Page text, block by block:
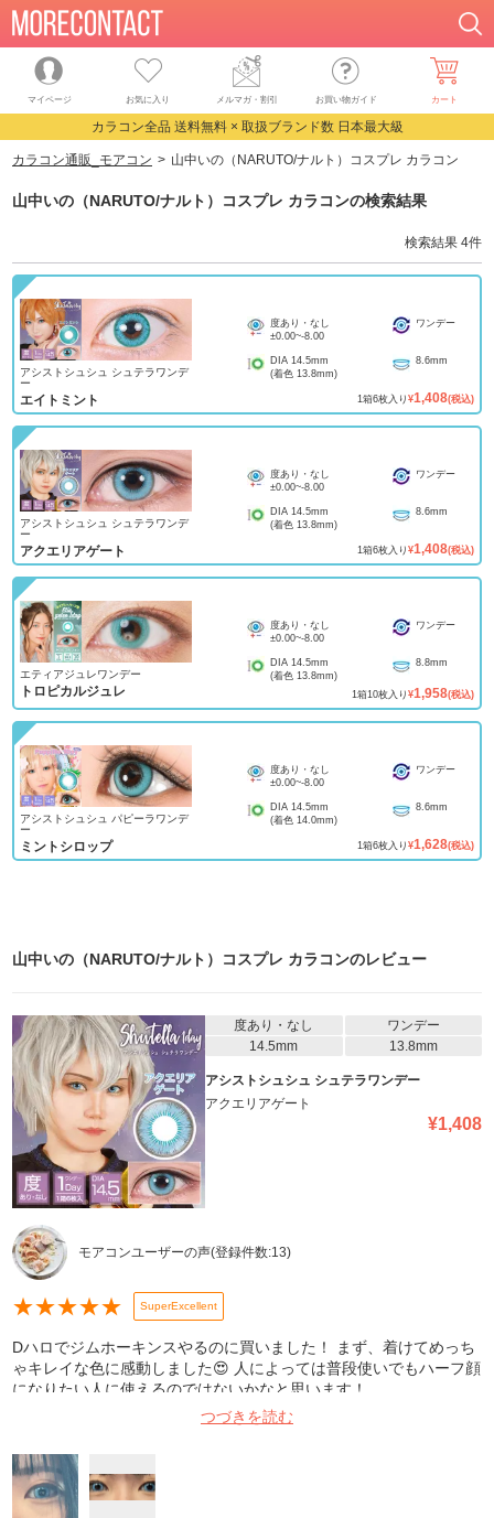
マイページ お気に入り メルマガ・割引 お買い物ガイド カート
カラコン全品 送料無料 × 取扱ブランド数 日本最大級
カラコン通販_モアコン 山中いの（NARUTO/ナルト）コスプレ カラコン
山中いの（NARUTO/ナルト）コスプレ カラコンの検索結果
検索結果 4件
アシストシュシュ シュテラワンデ
ー
エイトミント
度あり・なし
±0.00~-8.00
ワンデー
DIA 14.5mm
(着色 13.8mm)
8.6mm
1箱6枚入り ¥1,408(税込)
アシストシュシュ シュテラワンデ
ー
アクエリアゲート
度あり・なし
±0.00~-8.00
ワンデー
DIA 14.5mm
(着色 13.8mm)
8.6mm
1箱6枚入り ¥1,408(税込)
エティアジュレワンデー
トロピカルジュレ
度あり・なし
±0.00~-8.00
ワンデー
DIA 14.5mm
(着色 13.8mm)
8.8mm
1箱10枚入り ¥1,958(税込)
アシストシュシュ パピーラワンデ
ー
ミントシロップ
度あり・なし
±0.00~-8.00
ワンデー
DIA 14.5mm
(着色 14.0mm)
8.6mm
1箱6枚入り ¥1,628(税込)
山中いの（NARUTO/ナルト）コスプレ カラコンのレビュー
度あり・なし
ワンデー
14.5mm
13.8mm
アシストシュシュ シュテラワンデー
アクエリアゲート
¥1,408
モアコンユーザーの声(登録件数:13)
★★★★★ SuperExcellent
Dハロでジムホーキンスやるのに買いました！ まず、着けてめっち
ゃキレイな色に感動しました😍 人によっては普段使いでもハーフ顔
になりたい人に使えるのではないかなと思います！
つづきを読む